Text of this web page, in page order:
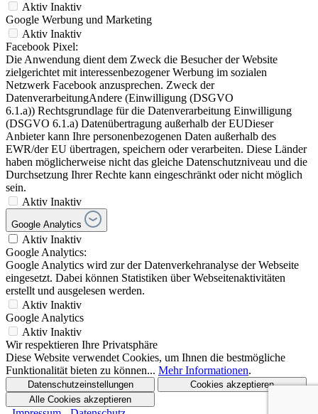
Aktiv Inaktiv
Google Werbung und Marketing
Aktiv Inaktiv
Facebook Pixel:
Die Anwendung dient dem Zweck die Besucher der Website
zielgerichtet mit interessenbezogener Werbung im sozialen
Netzwerk Facebook anzusprechen. Zweck der
DatenverarbeitungAndere (Einwilligung (DSGVO
6.1.a)) Rechtsgrundlage für die Datenverarbeitung Einwilligung
(DSGVO 6.1.a) Datenübertragung außerhalb der EUDieser
Anbieter kann Ihre personenbezogenen Daten außerhalb des
EWR/der EU übertragen, speichern oder verarbeiten. Diese Länder
haben möglicherweise nicht das gleiche Datenschutzniveau und die
Durchsetzung Ihrer Rechte kann eingeschränkt oder nicht möglich
sein.
Aktiv Inaktiv
Google Analytics
Aktiv Inaktiv
Google Analytics:
Google Analytics wird zur der Datenverkehranalyse der Webseite
eingesetzt. Dabei können Statistiken über Webseitenaktivitäten
erstellt und ausgelesen werden.
Aktiv Inaktiv
Google Analytics
Aktiv Inaktiv
Wir respektieren Ihre Privatsphäre
Diese Website verwendet Cookies, um Ihnen die bestmögliche
Funktionalität bieten zu können... Mehr Informationen.
Datenschutzeinstellungen
Cookies akzeptieren
Alle Cookies akzeptieren